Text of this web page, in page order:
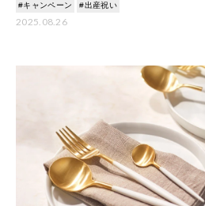
#キャンペーン #出産祝い
2025.08.26